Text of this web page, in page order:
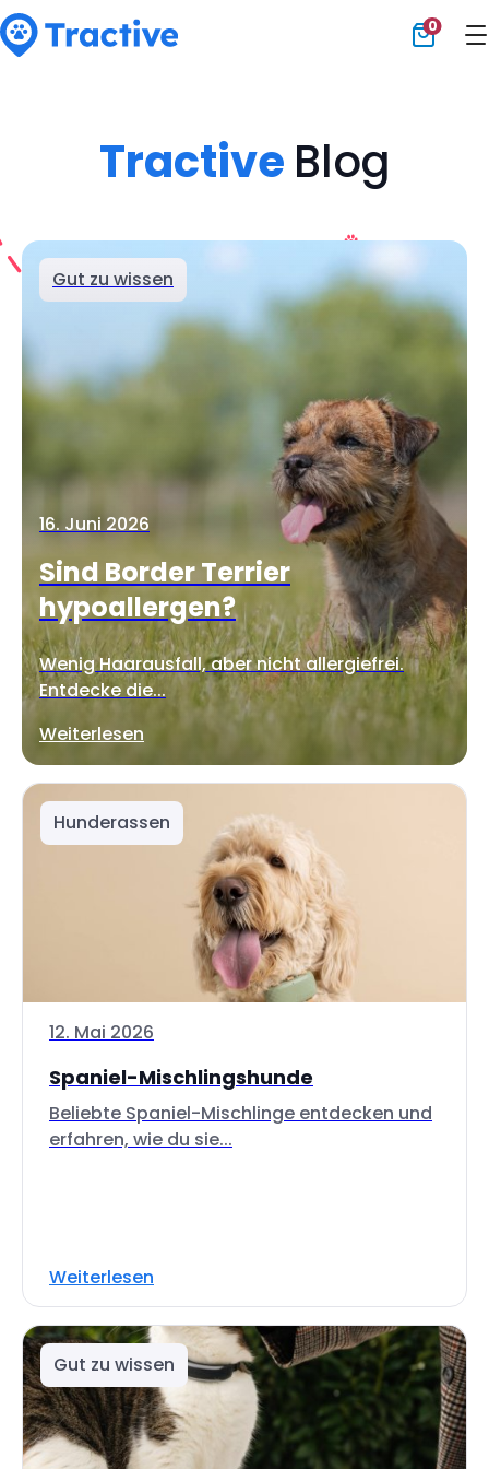
0
Tractive Blog
Gut zu wissen
16. Juni 2026
Sind Border Terrier
hypoallergen?
Wenig Haarausfall, aber nicht allergiefrei.
Entdecke die...
Weiterlesen
Hunderassen
12. Mai 2026
Spaniel-Mischlingshunde
Beliebte Spaniel-Mischlinge entdecken und
erfahren, wie du sie...
Weiterlesen
Gut zu wissen